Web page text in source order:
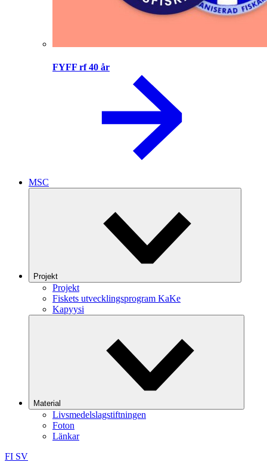
FYFF rf 40 år
MSC
Projekt
Projekt
Fiskets utvecklingsprogram KaKe
Kapyysi
Material
Livsmedelslagstiftningen
Foton
Länkar
FI SV